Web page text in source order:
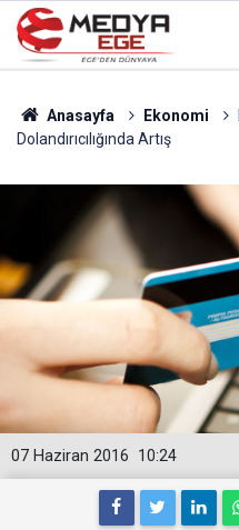
Anasayfa Ekonomi
Dolandırıcılığında Artış
10:24
07 Haziran 2016